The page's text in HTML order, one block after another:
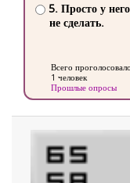
5. Просто у
не сделать.
Всего проголосовало
1 человек
Прошлые опросы